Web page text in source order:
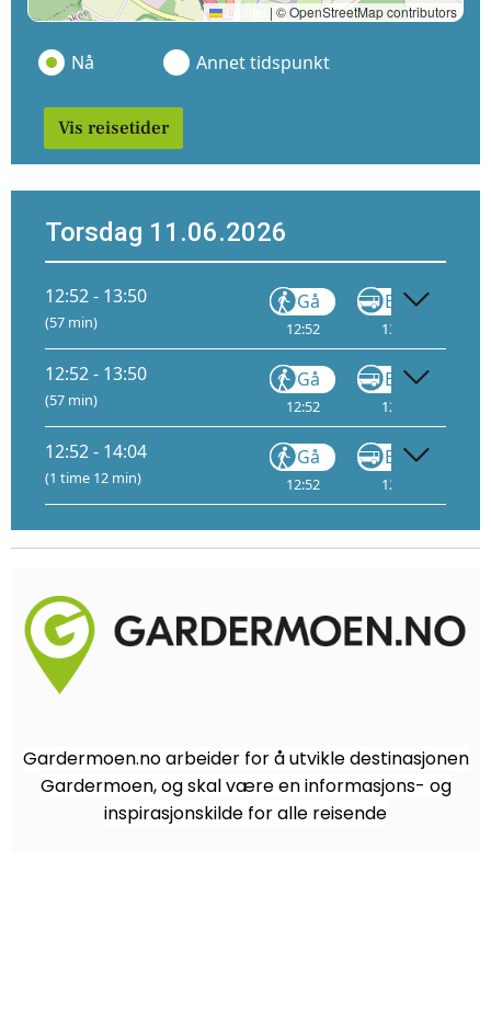
Leaflet | © OpenStreetMap contributors
Nå Annet tidspunkt
Vis reisetider
Torsdag 11.06.2026
12:52 - 13:50
(57 min)
Gå
12:52
Buss
13:04
12:52 - 13:50
(57 min)
Gå
12:52
Buss
12:55
12:52 - 14:04
(1 time 12 min)
Gå
12:52
Buss
12:55
Gardermoen.no arbeider for å utvikle destinasjonen
Gardermoen, og skal være en informasjons- og
inspirasjonskilde for alle reisende